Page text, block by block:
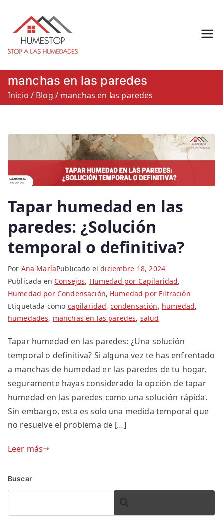
contenido
Stop a las
humedades.
capilaridad, filtracion o
condensacion: Humestop
manchas en las paredes
Inicio Blog manchas en las paredes
Tapar humedad en las
paredes: ¿Solución
temporal o definitiva?
Por Ana MaríaPublicado eldiciembre 18, 2024
Publicada en Consejos, Humedad por Capilaridad,
Humedad por Condensación, Humedad por Filtración
Etiquetada como capilaridad, condensación, humedad,
humedades, manchas en las paredes, salud
Tapar humedad en las paredes: ¿Una solución
temporal o definitiva? Si alguna vez te has enfrentado
a manchas de humedad en las paredes de tu hogar,
seguramente hayas considerado la opción de tapar
humedad en las paredes como una solución rápida.
Sin embargo, esta es solo una medida temporal que
no resuelve el problema de […]
Leer más
Buscar
BUSCAR